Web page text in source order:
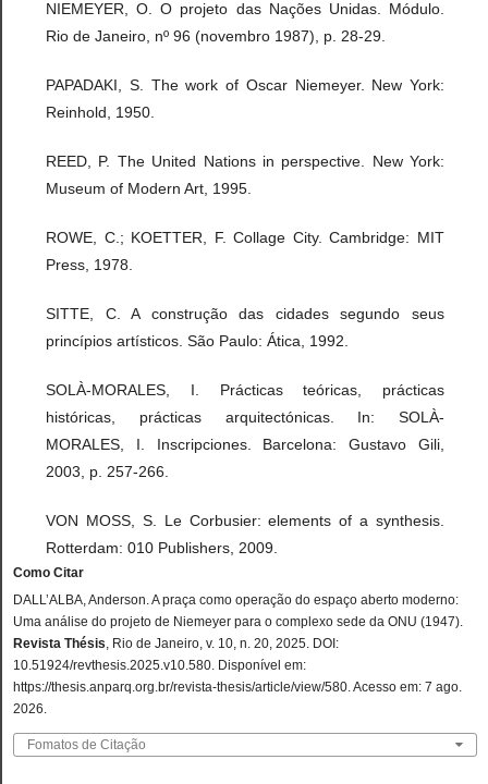
NIEMEYER, O. O projeto das Nações Unidas. Módulo.
Rio de Janeiro, nº 96 (novembro 1987), p. 28-29.
PAPADAKI, S. The work of Oscar Niemeyer. New York:
Reinhold, 1950.
REED, P. The United Nations in perspective. New York:
Museum of Modern Art, 1995.
ROWE, C.; KOETTER, F. Collage City. Cambridge: MIT
Press, 1978.
SITTE, C. A construção das cidades segundo seus
princípios artísticos. São Paulo: Ática, 1992.
SOLÀ-MORALES, I. Prácticas teóricas, prácticas
históricas, prácticas arquitectónicas. In: SOLÀ-
MORALES, I. Inscripciones. Barcelona: Gustavo Gili,
2003, p. 257-266.
VON MOSS, S. Le Corbusier: elements of a synthesis.
Rotterdam: 010 Publishers, 2009.
Como Citar
DALL’ALBA, Anderson. A praça como operação do espaço aberto moderno:
Uma análise do projeto de Niemeyer para o complexo sede da ONU (1947).
Revista Thésis, Rio de Janeiro, v. 10, n. 20, 2025. DOI:
10.51924/revthesis.2025.v10.580. Disponível em:
https://thesis.anparq.org.br/revista-thesis/article/view/580. Acesso em: 7 ago.
2026.
Fomatos de Citação